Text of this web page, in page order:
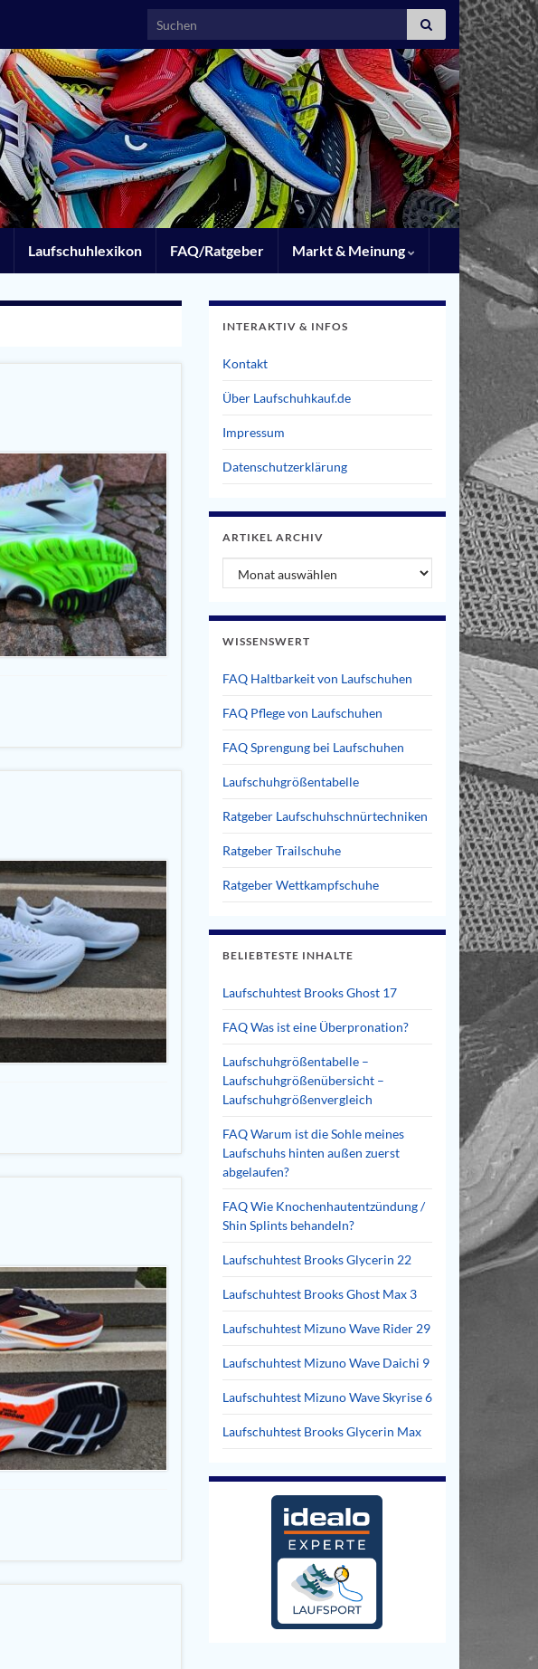
Search for:
Laufschuhlexikon FAQ/Ratgeber Markt & Meinung
INTERAKTIV & INFOS
Kontakt
Über Laufschuhkauf.de
Impressum
Datenschutzerklärung
ARTIKEL ARCHIV
Artikel Archiv
WISSENSWERT
FAQ Haltbarkeit von Laufschuhen
FAQ Pflege von Laufschuhen
FAQ Sprengung bei Laufschuhen
Laufschuhgrößentabelle
Ratgeber Laufschuhschnürtechniken
Ratgeber Trailschuhe
Ratgeber Wettkampfschuhe
BELIEBTESTE INHALTE
Laufschuhtest Brooks Ghost 17
FAQ Was ist eine Überpronation?
Laufschuhgrößentabelle –
Laufschuhgrößenübersicht –
Laufschuhgrößenvergleich
FAQ Warum ist die Sohle meines
Laufschuhs hinten außen zuerst
abgelaufen?
FAQ Wie Knochenhautentzündung /
Shin Splints behandeln?
Laufschuhtest Brooks Glycerin 22
Laufschuhtest Brooks Ghost Max 3
Laufschuhtest Mizuno Wave Rider 29
Laufschuhtest Mizuno Wave Daichi 9
Laufschuhtest Mizuno Wave Skyrise 6
Laufschuhtest Brooks Glycerin Max